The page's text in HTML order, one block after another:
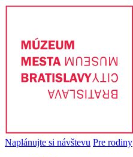
Naplánujte si návštevu Pre rodiny